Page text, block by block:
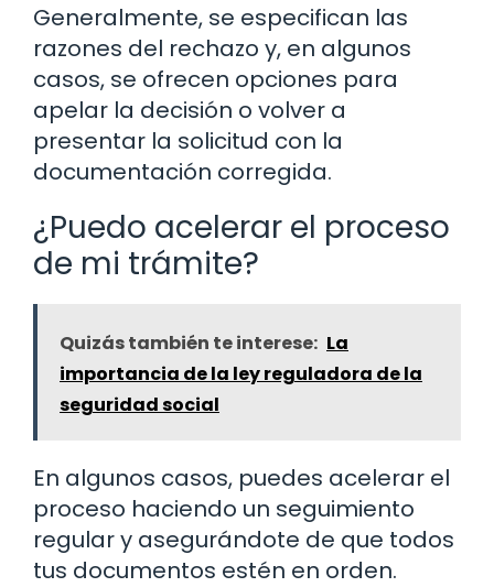
Generalmente, se especifican las
razones del rechazo y, en algunos
casos, se ofrecen opciones para
apelar la decisión o volver a
presentar la solicitud con la
documentación corregida.
¿Puedo acelerar el proceso
de mi trámite?
Quizás también te interese: La
importancia de la ley reguladora de la
seguridad social
En algunos casos, puedes acelerar el
proceso haciendo un seguimiento
regular y asegurándote de que todos
tus documentos estén en orden.